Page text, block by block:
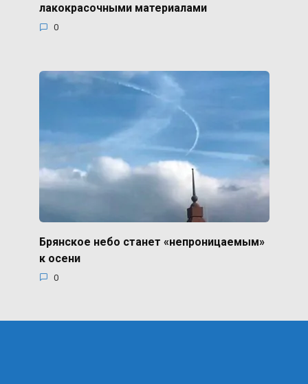
лакокрасочными материалами
0
Брянское небо станет «непроницаемым»
к осени
0